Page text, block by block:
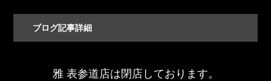
ブログ記事詳細
雅 表参道店は閉店しております。